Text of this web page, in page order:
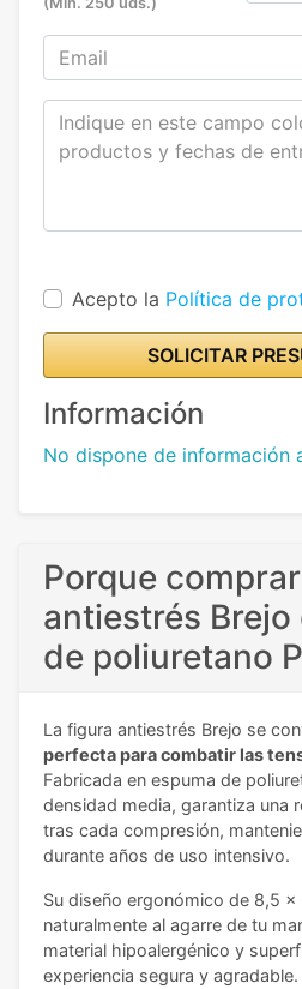
Acepto la Política de
SOLICITAR
Información
No dispone de información
Porque
antiestrés Brejo
de poliuretano
La figura antiestrés Brejo se
perfecta para combatir las
Fabricada en espuma de
densidad media, garantiza una
tras cada compresión,
durante años de uso intensivo.
Su diseño ergonómico de 8,5
naturalmente al agarre de tu
material hipoalergénico y
experiencia segura y